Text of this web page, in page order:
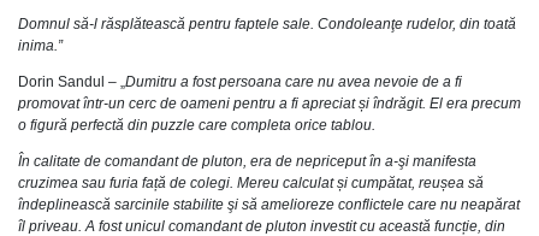
Domnul să-l răsplătească pentru faptele sale. Condoleanţe rudelor, din toată
inima.”
Dorin Sandul – „ Dumitru a fost persoana care nu avea nevoie de a fi
promovat într-un cerc de oameni pentru a fi apreciat și îndrăgit. El era precum
o figură perfectă din puzzle care completa orice tablou.
În calitate de comandant de pluton, era de nepriceput în a-şi manifesta
cruzimea sau furia față de colegi. Mereu calculat și cumpătat, reușea să
îndeplinească sarcinile stabilite şi să amelioreze conflictele care nu neapărat
îl priveau. A fost unicul comandant de pluton investit cu această funcție, din